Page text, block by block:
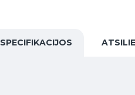
SPECIFIKACIJOS